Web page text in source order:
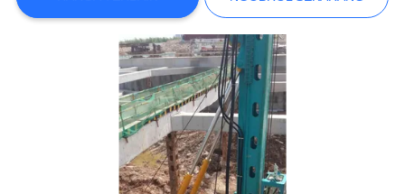
KONTROL
KUALITAS
HUBUNGI